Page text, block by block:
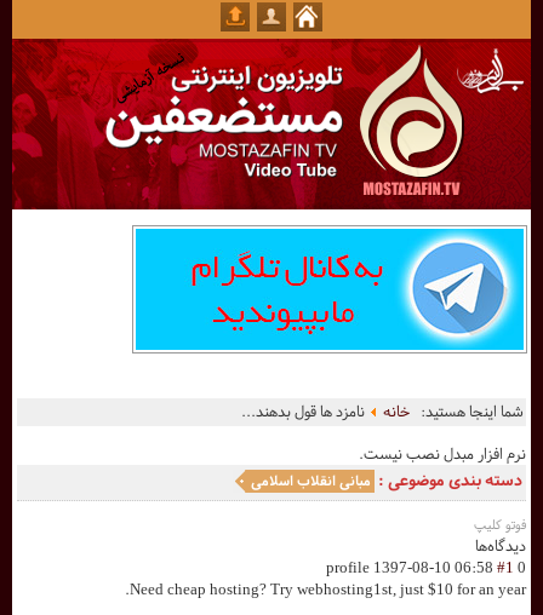
شما اینجا هستید:خانه
نامزد ها قول بدهند...
نرم افزار مبدل نصب نیست.
دسته بندی موضوعی : مبانی انقلاب اسلامی
فوتو کلیپ
دیدگاه‌ها
0
#1
profile 1397-08-10 06:58
Need cheap hosting? Try webhosting1st, just $10 for an year.